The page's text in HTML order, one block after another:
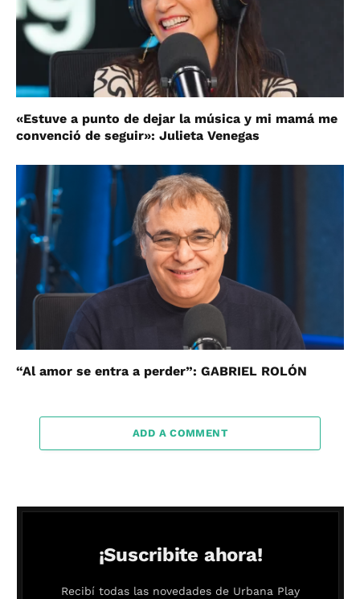
«Estuve a punto de dejar la música y mi mamá me
convenció de seguir»: Julieta Venegas
“Al amor se entra a perder”: GABRIEL ROLÓN
ADD A COMMENT
¡Suscribite ahora!
Recibí todas las novedades de Urbana Play